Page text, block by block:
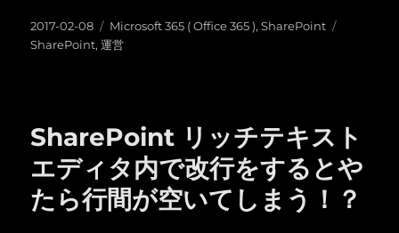
投
稿
2017-02-08
カ
テ
Microsoft 365 ( Office 365 ),SharePoint
SharePoint,運営
SharePoint リッチテキスト
エディタ内で改行をするとや
たら行間が空いてしまう！？